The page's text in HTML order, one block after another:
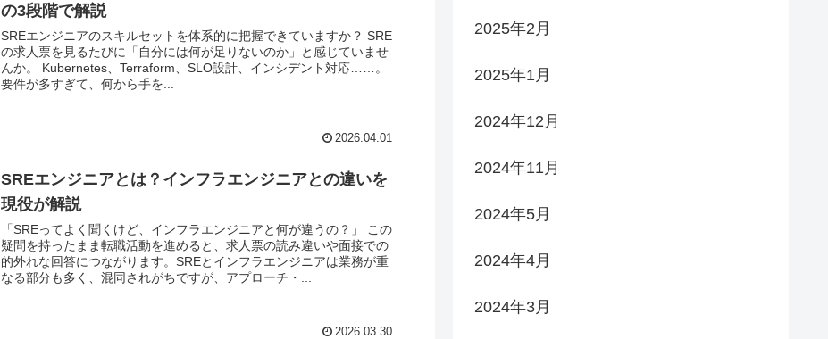
の3段階で解説
SREエンジニアのスキルセットを体系的に把握できていますか？ SRE
の求人票を見るたびに「自分には何が足りないのか」と感じていませ
んか。 Kubernetes、Terraform、SLO設計、インシデント対応……。
要件が多すぎて、何から手を...
2026.04.01
SREエンジニアとは？インフラエンジニアとの違いを
現役が解説
「SREってよく聞くけど、インフラエンジニアと何が違うの？」 この
疑問を持ったまま転職活動を進めると、求人票の読み違いや面接での
的外れな回答につながります。SREとインフラエンジニアは業務が重
なる部分も多く、混同されがちですが、アプローチ・...
2026.03.30
2025年2月
2025年1月
2024年12月
2024年11月
2024年5月
2024年4月
2024年3月